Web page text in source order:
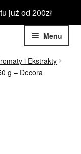
już od 200zł
Menu
Rozwiń
i Ekstrakty
g – Decora